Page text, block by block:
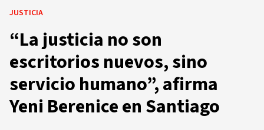
JUSTICIA
“La justicia no son
escritorios nuevos, sino
servicio humano”, afirma
Yeni Berenice en Santiago